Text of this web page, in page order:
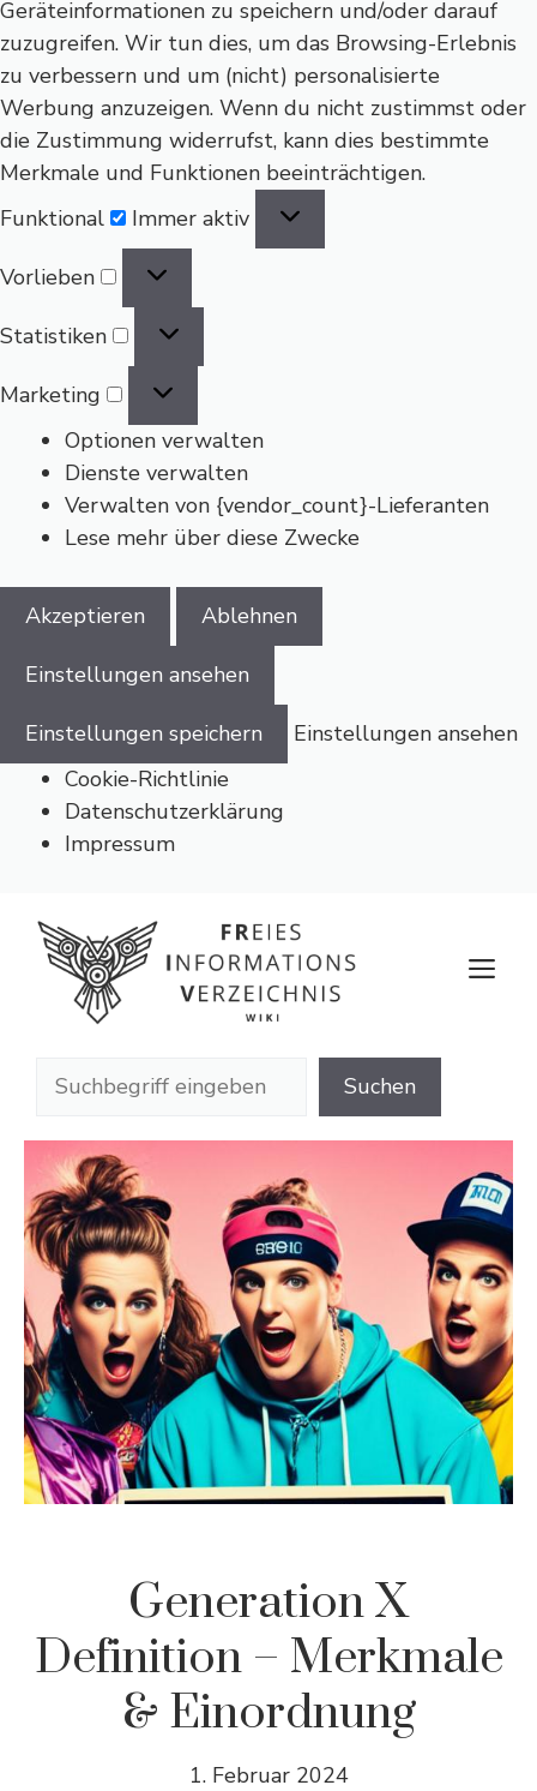
Geräteinformationen zu speichern und/oder darauf
zuzugreifen. Wir tun dies, um das Browsing-Erlebnis
zu verbessern und um (nicht) personalisierte
Werbung anzuzeigen. Wenn du nicht zustimmst oder
die Zustimmung widerrufst, kann dies bestimmte
Merkmale und Funktionen beeinträchtigen.
Funktional
Funktional
Immer aktiv
Vorlieben
Statistiken
Marketing
Optionen verwalten
Dienste verwalten
Verwalten von {vendor_count}-Lieferanten
Lese mehr über diese Zwecke
Akzeptieren Ablehnen
Einstellungen ansehen
Einstellungen speichern
Einstellungen ansehen
Cookie-Richtlinie
Datenschutzerklärung
Impressum
Inhalt
springen
Suchen
Generation X
Definition – Merkmale
& Einordnung
1. Februar 2024